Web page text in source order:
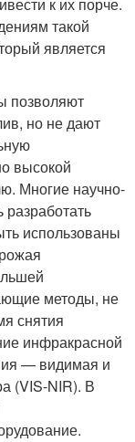
к их порче.
такой
является
позволяют
но не дают
высокой
Многие научно-
разработать
использованы
методы, не
снятия
инфракрасной
— видимая и
(VIS-NIR). В